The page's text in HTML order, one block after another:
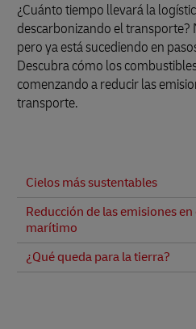
¿Cuánto tiempo llevará la
descarbonizando el transporte?
pero ya está sucediendo en
Descubra cómo los
comenzando a reducir las
transporte.
Cielos más sustentables
Reducción de las emisiones
marítimo
¿Qué queda para la tierra?